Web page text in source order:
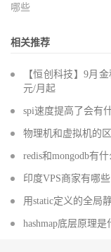
哪些
相关推荐
【恒创科技】9月
元/月起
spi速度提高了会有
物理机和虚拟机的
redis和mongodb有什
印度VPS商家有哪
用static定义的全局
hashmap底层原理是